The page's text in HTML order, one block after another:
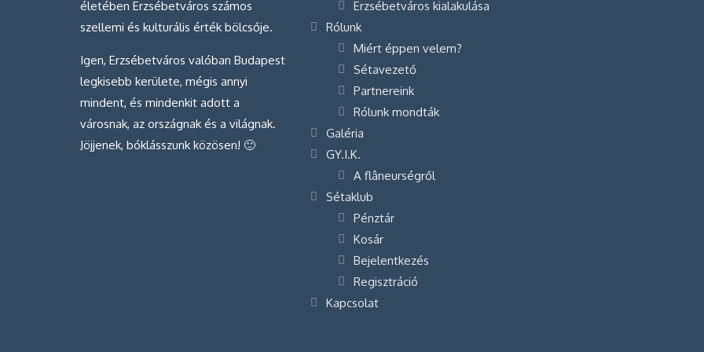
életében Erzsébetváros számos
szellemi és kulturális érték bölcsője.
Igen, Erzsébetváros valóban Budapest
legkisebb kerülete, mégis annyi
mindent, és mindenkit adott a
városnak, az országnak és a világnak.
Jöjjenek, bóklásszunk közösen! 🙂
Erzsébetváros kialakulása
Rólunk
Miért éppen velem?
Sétavezető
Partnereink
Rólunk mondták
Galéria
GY.I.K.
A flâneurségről
Sétaklub
Pénztár
Kosár
Bejelentkezés
Regisztráció
Kapcsolat